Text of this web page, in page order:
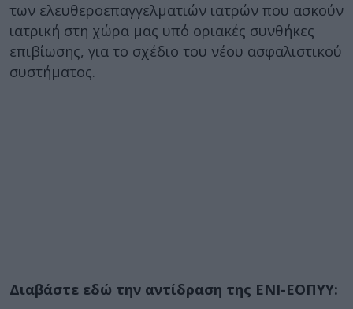
των ελευθεροεπαγγελματιών ιατρών που ασκούν
ιατρική στη χώρα μας υπό οριακές συνθήκες
επιβίωσης, για το σχέδιο του νέου ασφαλιστικού
συστήματος.
Διαβάστε εδώ την αντίδραση της ΕΝΙ-ΕΟΠΥΥ: